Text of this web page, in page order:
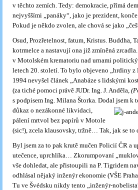
v těchto zemích. Tedy: demokracie, přímá
nejvyššími „panáky“, jako je prezident,
Pokud je někdo zvolen, ale chová se jako
Osud, Prozřetelnost, fatum, Kristus. Buddha,
kotrmelce a nastavují ona již zmíněná
v Motolském krematoriu nad urnami
letech 20. století. To bylo objeveno „hrdiny z
1994 nevyšel článek „Anabáze s lidskými
(za tiché pomoci právě JUDr. Ing. J. Anděla,
s podpisem Ing. Milana Štorka. Dodal jsem k
důkaz o nezákonné likvidaci,
pálení mrtvol bez papírů v Motole
(sic!), zcela klausovsky, tržně… Tak, jak se to
Byl jsem za to pak krutě mučen Policií ČR a
utečence, uprchlíka… Zkorumpovaní
vše dohledat, ale přistoupili na P. Tigridem
odhlásal nějaký inženýr ekonomie (VŠE
Tu ve Švédsku nikdy tento „inženýr-